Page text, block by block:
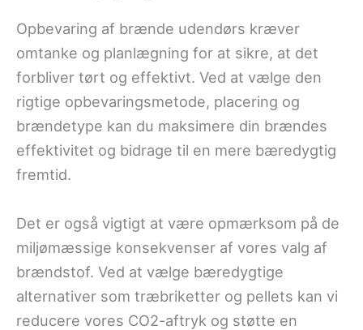
Opbevaring af brænde udendørs kræver
omtanke og planlægning for at sikre, at det
forbliver tørt og effektivt. Ved at vælge den
rigtige opbevaringsmetode, placering og
brændetype kan du maksimere din brændes
effektivitet og bidrage til en mere bæredygtig
fremtid.
Det er også vigtigt at være opmærksom på de
miljømæssige konsekvenser af vores valg af
brændstof. Ved at vælge bæredygtige
alternativer som træbriketter og pellets kan vi
reducere vores CO2-aftryk og støtte en